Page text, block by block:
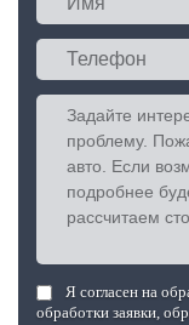
Я согласен на
обработки заявки,